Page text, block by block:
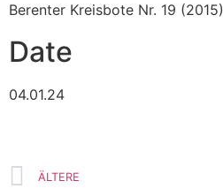
Berenter Kreisbote Nr. 19 (2015)
Date
04.01.24
ÄLTERE